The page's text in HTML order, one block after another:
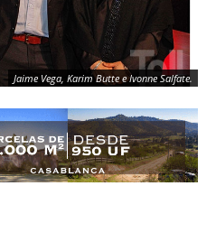
Jaime Vega, Karim Butte e Ivonne Salfate.